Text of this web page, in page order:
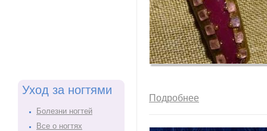
Уход за ногтями
Болезни ногтей
Все о ногтях
Подробнее